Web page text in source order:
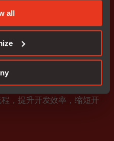
all
和GitLab集成实现自
，提升开发效率，缩短开